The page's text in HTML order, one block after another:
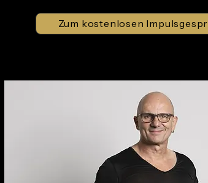
Zum kostenlosen